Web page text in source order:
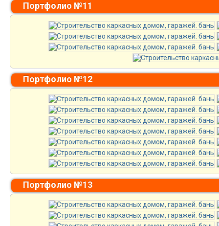
Портфолио №11
Портфолио №12
Портфолио №13